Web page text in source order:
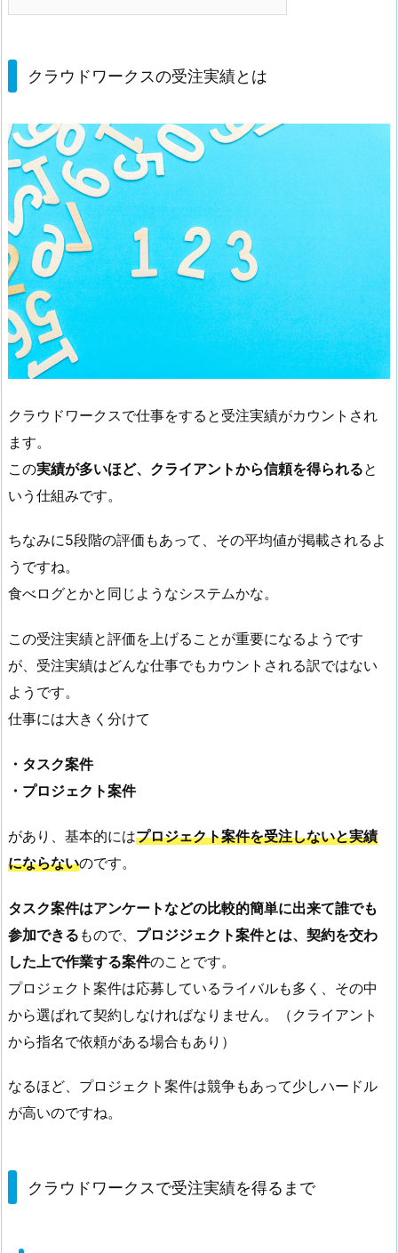
クラウドワークスの受注実績とは
クラウドワークスで仕事をすると受注実績がカウントされ
ます。
この実績が多いほど、クライアントから信頼を得られると
いう仕組みです。
ちなみに5段階の評価もあって、その平均値が掲載されるよ
うですね。
食べログとかと同じようなシステムかな。
この受注実績と評価を上げることが重要になるようです
が、受注実績はどんな仕事でもカウントされる訳ではない
ようです。
仕事には大きく分けて
・タスク案件
・プロジェクト案件
があり、基本的にはプロジェクト案件を受注しないと実績
にならないのです。
タスク案件はアンケートなどの比較的簡単に出来て誰でも
参加できる もので、 プロジジェクト案件とは、契約を交わ
した上で作業する案件のことです。
プロジェクト案件は応募しているライバルも多く、その中
から選ばれて契約しなければなりません。（クライアント
から指名で依頼がある場合もあり）
なるほど、プロジェクト案件は競争もあって少しハードル
が高いのですね。
クラウドワークスで受注実績を得るまで